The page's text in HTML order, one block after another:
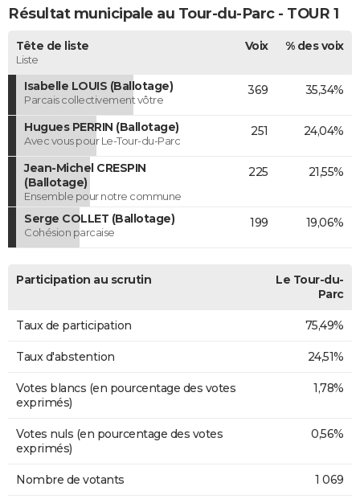
Résultat municipale au Tour-du-Parc - TOUR 1
Tête de liste
Liste
Voix % des voix
Isabelle LOUIS (Ballotage)
Parcais collectivement vôtre
369 35,34%
Hugues PERRIN (Ballotage)
Avec vous pour Le-Tour-du-Parc
251 24,04%
Jean-Michel CRESPIN
(Ballotage)
Ensemble pour notre commune
225 21,55%
Serge COLLET (Ballotage)
Cohésion parcaise
199 19,06%
Participation au scrutin
Le Tour-du-
Parc
Taux de participation 75,49%
Taux d'abstention 24,51%
Votes blancs (en pourcentage des votes
exprimés)
1,78%
Votes nuls (en pourcentage des votes
exprimés)
0,56%
Nombre de votants 1 069